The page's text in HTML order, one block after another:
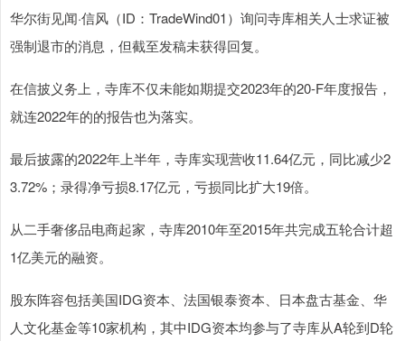
华尔街见闻·信风（ID：TradeWind01）询问寺库相关人士求证被
强制退市的消息，但截至发稿未获得回复。
在信披义务上，寺库不仅未能如期提交2023年的20-F年度报告，
就连2022年的的报告也为落实。
最后披露的2022年上半年，寺库实现营收11.64亿元，同比减少2
3.72%；录得净亏损8.17亿元，亏损同比扩大19倍。
从二手奢侈品电商起家，寺库2010年至2015年共完成五轮合计超
1亿美元的融资。
股东阵容包括美国IDG资本、法国银泰资本、日本盘古基金、华
人文化基金等10家机构，其中IDG资本均参与了寺库从A轮到D轮